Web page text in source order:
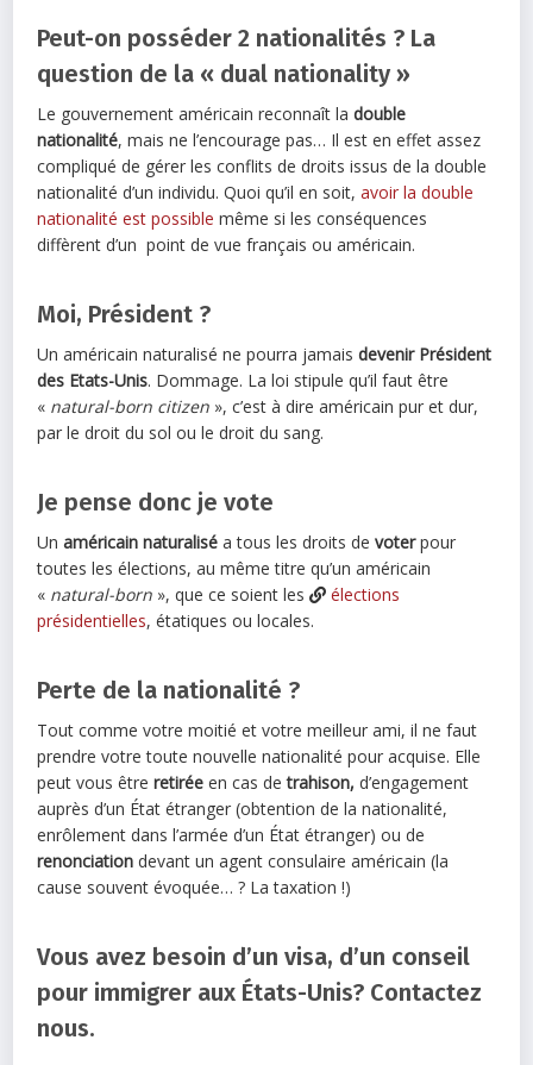
Peut-on posséder 2 nationalités ? La
question de la « dual nationality »
Le gouvernement américain reconnaît ladouble
nationalité, mais ne l’encourage pas… Il est en effet assez
compliqué de gérer les conflits de droits issus de la double
nationalité d’un individu. Quoi qu’il en soit,avoir la double
nationalité est possible même si les conséquences
diffèrent d’un point de vue français ou américain.
Moi, Président ?
Un américain naturalisé ne pourra jamaisdevenir Président
des Etats-Unis. Dommage. La loi stipule qu’il faut être
« natural-born citizen », c’est à dire américain pur et dur,
par le droit du sol ou le droit du sang.
Je pense donc je vote
Unaméricain naturalisé a tous les droits devoterpour
toutes les élections, au même titre qu’un américain
« natural-born », que ce soient les
élections
présidentielles, étatiques ou locales.
Perte de la nationalité ?
Tout comme votre moitié et votre meilleur ami, il ne faut
prendre votre toute nouvelle nationalité pour acquise. Elle
peut vous êtreretirée en cas detrahison, d’engagement
auprès d’un État étranger (obtention de la nationalité,
enrôlement dans l’armée d’un État étranger) ou de
renonciation devant un agent consulaire américain (la
cause souvent évoquée… ? La taxation !)
Vous avez besoin d’un visa, d’un conseil
pour immigrer aux États-Unis? Contactez
nous.